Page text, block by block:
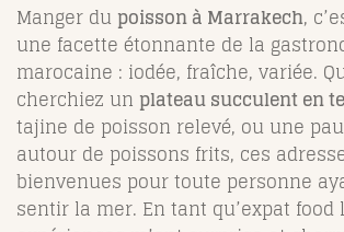
Manger dupoisson à Marrakech,
une facette étonnante de la
marocaine : iodée, fraîche, variée.
cherchiez un plateau succulent en
tajine de poisson relevé, ou une
autour de poissons frits, ces
bienvenues pour toute personne
sentir la mer. En tant qu’expat food